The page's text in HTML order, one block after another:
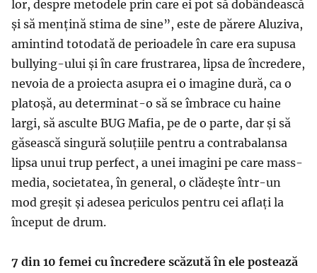
lor, despre metodele prin care ei pot să dobândească
și să mențină stima de sine”, este de părere Aluziva,
amintind totodată de perioadele în care era supusa
bullying-ului și în care frustrarea, lipsa de încredere,
nevoia de a proiecta asupra ei o imagine dură, ca o
platoșă, au determinat-o să se îmbrace cu haine
largi, să asculte BUG Mafia, pe de o parte, dar și să
găsească singură soluțiile pentru a contrabalansa
lipsa unui trup perfect, a unei imagini pe care mass-
media, societatea, în general, o clădește într-un
mod greșit și adesea periculos pentru cei aflați la
început de drum.
7 din 10 femei cu încredere scăzută în ele postează